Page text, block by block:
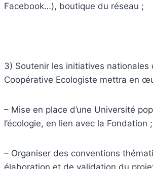
Facebook…), boutique du réseau ;
3) Soutenir les initiatives nationales
Coopérative Ecologiste mettra en
– Mise en place d’une Université
l’écologie, en lien avec la Fondation ;
– Organiser des conventions
élaboration et de validation du